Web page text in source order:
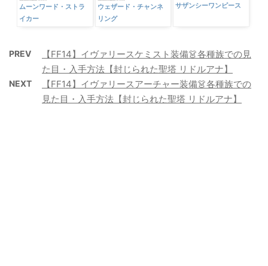
ムーンワード・ストラ
イカー
ウェザード・チャンネ
リング
サザンシーワンピース
PREV
【FF14】イヴァリースケミスト装備👗各種族での見
た目・入手方法【封じられた聖塔 リドルアナ】
NEXT
【FF14】イヴァリースアーチャー装備👗各種族での
見た目・入手方法【封じられた聖塔 リドルアナ】